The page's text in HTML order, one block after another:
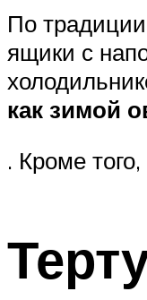
По
ящики с
как зимой
. Кроме